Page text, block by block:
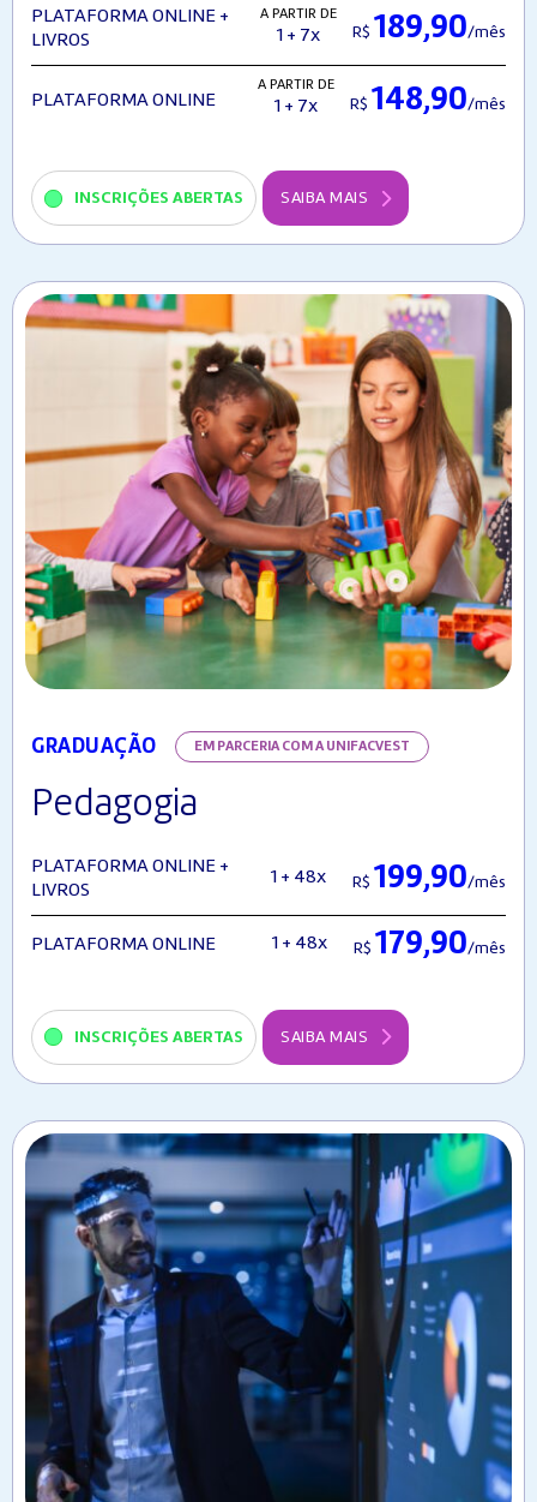
PLATAFORMA ONLINE +
LIVROS
A PARTIR DE
1 + 7x R$ 189,90/mês
PLATAFORMA ONLINE
A PARTIR DE
1 + 7x R$ 148,90/mês
INSCRIÇÕES ABERTAS SAIBA MAIS
GRADUAÇÃO EM PARCERIA COM A UNIFACVEST
Pedagogia
PLATAFORMA ONLINE +
LIVROS
1 + 48x R$ 199,90/mês
PLATAFORMA ONLINE 1 + 48x R$ 179,90/mês
INSCRIÇÕES ABERTAS SAIBA MAIS